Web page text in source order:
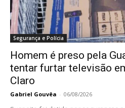
Segurança e Polícia
Homem é preso pela
tentar furtar televisão
Claro
Gabriel Gouvêa - 06/08/2026